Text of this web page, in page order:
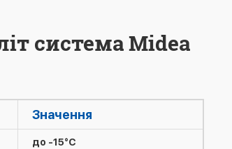
система Midea
Значення
до -15°C